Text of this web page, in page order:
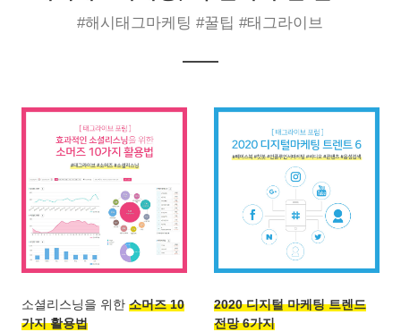
#해시태그마케팅 #꿀팁 #태그라이브
소셜리스닝을 위한 소머즈 10
가지 활용법
2020 디지털 마케팅 트렌드
전망 6가지